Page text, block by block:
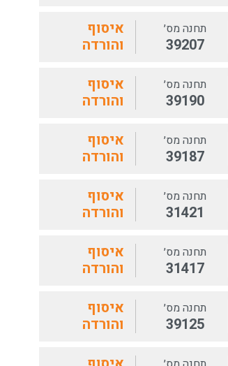
תחנה מס׳
39207
איסוף
והורדה
תחנה מס׳
39190
איסוף
והורדה
תחנה מס׳
39187
איסוף
והורדה
תחנה מס׳
31421
איסוף
והורדה
תחנה מס׳
31417
איסוף
והורדה
תחנה מס׳
39125
איסוף
והורדה